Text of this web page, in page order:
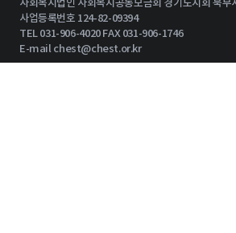
사회복지법인 사회복지공동모금회 경기도지회 북
사업등록번호 124-82-09394
TEL 031-906-4020 FAX 031-906-1746
E-mailchest@chest.or.kr